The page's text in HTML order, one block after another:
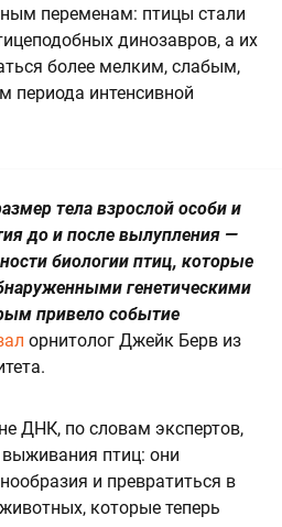
переменам: птицы стали
динозавров, а их
более мелким, слабым,
периода интенсивной
тела взрослой особи и
до и после вылупления —
биологии птиц, которые
генетическими
привело событие
орнитолог Джейк Берв из
ДНК, по словам экспертов,
птиц: они
и превратиться в
которые теперь